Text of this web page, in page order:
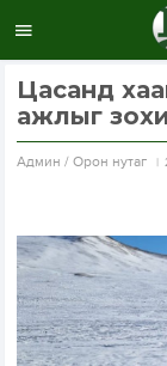
Цасанд
ажлыг
Aдмин / Орон нутаг